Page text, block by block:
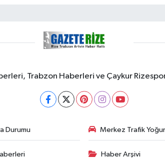
Trabzon Haberleri ve Çaykur
Durumu Merkez Trafik
Haber Arşivi